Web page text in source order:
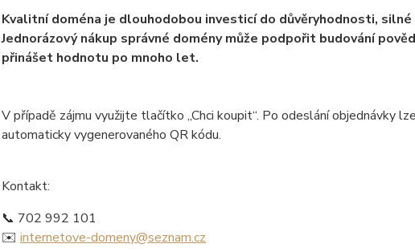
Kvalitní doména je dlouhodobou investicí do důvěryhodnosti,
Jednorázový nákup správné domény může podpořit budování
přinášet hodnotu po mnoho let.
V případě zájmu využijte tlačítko „Chci koupit“. Po odeslání objednávky
automaticky vygenerovaného QR kódu.
Kontakt:
📞 702 992 101
✉️ internetove-domeny@seznam.cz